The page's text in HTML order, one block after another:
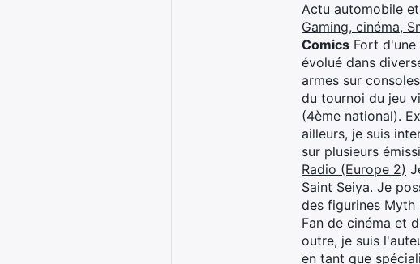
Actu automobile
Gaming, cinéma,
Comics Fort
évolué dans
armes sur
du tournoi du jeu
(4ème national).
ailleurs, je suis
sur plusieurs
Radio (Europe 2)
Saint Seiya. Je
des figurines Myth
Fan de cinéma et
outre, je suis
en tant que